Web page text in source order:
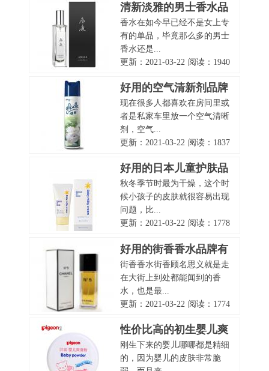
清新淡雅的男士香水品
牌有哪些？
香水在如今早已经不是女上专
有的单品，毕竟那么多的男士
香水还是...
更新：2021-03-22 阅读：1940
好用的空气清新剂品牌
有哪些？
现在很多人都喜欢在房间里或
者是私家车里放一个空气清晰
剂，空气...
更新：2021-03-22 阅读：1837
好用的日本儿童护肤品
品牌有哪些？
秋冬季节时最为干燥，这个时
候小孩子的皮肤就很容易出现
问题，比...
更新：2021-03-22 阅读：1778
好用的街香香水品牌有
哪些？
街香香水街香顾名思义就是走
在大街上到处都能闻到的香
水，也是最...
更新：2021-03-22 阅读：1774
性价比高的初生婴儿爽
身粉品牌有哪些？
刚生下来的婴儿哪哪都是精细
的，因为婴儿的皮肤非常脆